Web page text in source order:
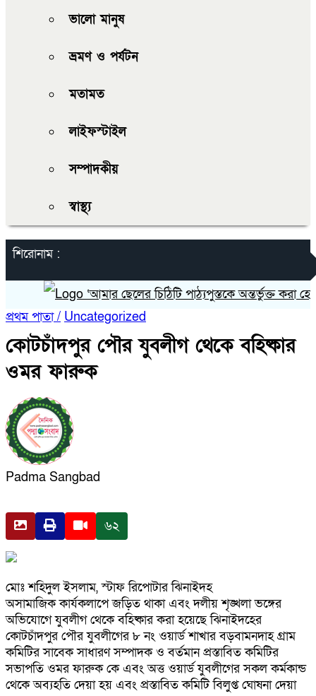
ভালো মানুষ
ভ্রমণ ও পর্যটন
মতামত
লাইফস্টাইল
সম্পাদকীয়
স্বাস্থ্য
শিরোনাম :
‘আমার ছেলের চিঠিটি পাঠ্যপুস্তকে অন্তর্ভুক্ত করা হোক’
প্রথম পাতা / Uncategorized
কোটচাঁদপুর পৌর যুবলীগ থেকে বহিষ্কার
ওমর ফারুক
Padma Sangbad
৬২
মোঃ শহিদুল ইসলাম, স্টাফ রিপোটার ঝিনাইদহ
অসামাজিক কার্যকলাপে জড়িত থাকা এবং দলীয় শৃঙ্খলা ভঙ্গের
অভিযোগে যুবলীগ থেকে বহিষ্কার করা হয়েছে ঝিনাইদহের
কোটচাঁদপুর পৌর যুবলীগের ৮ নং ওয়ার্ড শাখার বড়বামনদাহ গ্রাম
কমিটির সাবেক সাধারণ সম্পাদক ও বর্তমান প্রস্তাবিত কমিটির
সভাপতি ওমর ফারুক কে এবং অত্ত ওয়ার্ড যুবলীগের সকল কর্মকান্ড
থেকে অব্যহতি দেয়া হয় এবং প্রস্তাবিত কমিটি বিলুপ্ত ঘোষনা দেয়া